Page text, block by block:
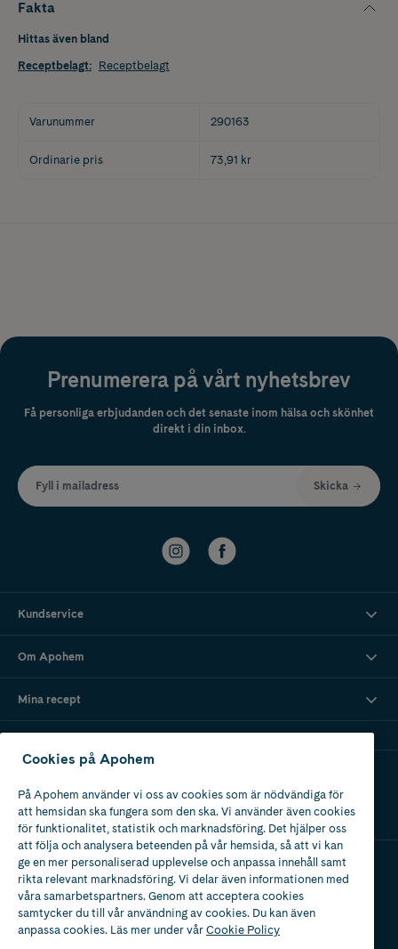
Fakta
Hittas även bland
Receptbelagt: Receptbelagt
Varunummer 290163
Ordinarie pris 73,91 kr
Prenumerera på vårt nyhetsbrev
Få personliga erbjudanden och det senaste inom hälsa och skönhet
direkt i din inbox.
Fyll i mailadress Skicka
Kundservice
Om Apohem
Mina recept
Apotek med tillstånd
av Läkemedelsverket
Cookies på Apohem
På Apohem använder vi oss av cookies som är nödvändiga för
att hemsidan ska fungera som den ska. Vi använder även cookies
för funktionalitet, statistik och marknadsföring. Det hjälper oss
att följa och analysera beteenden på vår hemsida, så att vi kan
ge en mer personaliserad upplevelse och anpassa innehåll samt
rikta relevant marknadsföring. Vi delar även informationen med
våra samarbetspartners. Genom att acceptera cookies
samtycker du till vår användning av cookies. Du kan även
anpassa cookies. Läs mer under vårCookie Policy